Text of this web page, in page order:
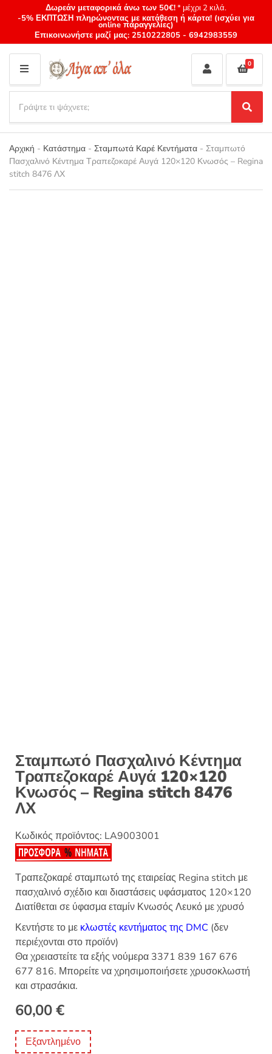
Δωρεάν μεταφορικά άνω των 50€!* μέχρι 2 κιλά.
-5% ΕΚΠΤΩΣΗ πληρώνοντας με κατάθεση ή κάρτα! (ισχύει για
online παραγγελίες)
Επικοινωνήστε μαζί μας: 2510222805 - 6942983559
M
E
N
U
Category
name
a
r
c
h
p
r
S
e
a
c
0
Αρχική - Κατάστημα - Σταμπωτά Καρέ Κεντήματα - Σταμπωτό
Πασχαλινό Κέντημα Τραπεζοκαρέ Αυγά 120×120 Κνωσός – Regina
stitch 8476 ΛΧ
Σταμπωτό Πασχαλινό Κέντημα
Τραπεζοκαρέ Αυγά 120×120
Κνωσός – Regina stitch 8476
ΛΧ
Κωδικός προϊόντος: LA9003001
Τραπεζοκαρέ σταμπωτό της εταιρείας Regina stitch με
πασχαλινό σχέδιο και διαστάσεις υφάσματος 120×120
Διατίθεται σε ύφασμα εταμίν Κνωσός Λευκό με χρυσό
Κεντήστε το με κλωστές κεντήματος της DMC (δεν
περιέχονται στο προϊόν)
Θα χρειαστείτε τα εξής νούμερα 3371 839 167 676
677 816. Μπορείτε να χρησιμοποιήσετε χρυσοκλωστή
και στρασάκια.
60,00€
Εξαντλημένο